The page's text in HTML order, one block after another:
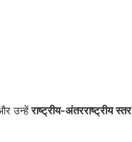
उन्हेंराष्ट्रीय-अंतरराष्ट्रीय स्तर